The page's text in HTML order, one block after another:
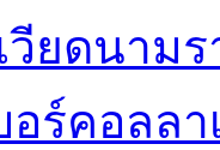
วียดนาม
อร์คอลล